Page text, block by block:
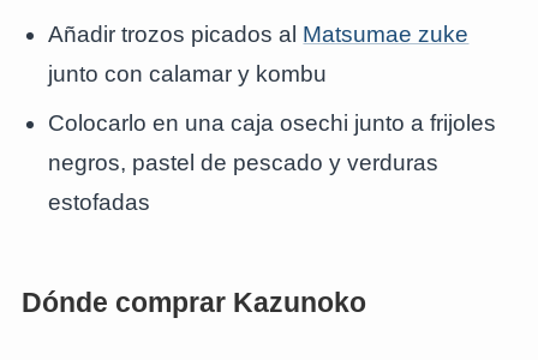
Añadir trozos picados al Matsumae zuke
junto con calamar y kombu
Colocarlo en una caja osechi junto a frijoles
negros, pastel de pescado y verduras
estofadas
Dónde comprar Kazunoko